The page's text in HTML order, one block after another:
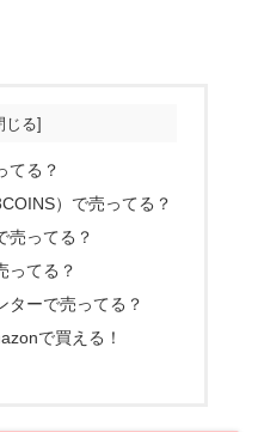
てる？
）で売ってる？
売ってる？
ってる？
ターで売ってる？
で買える！